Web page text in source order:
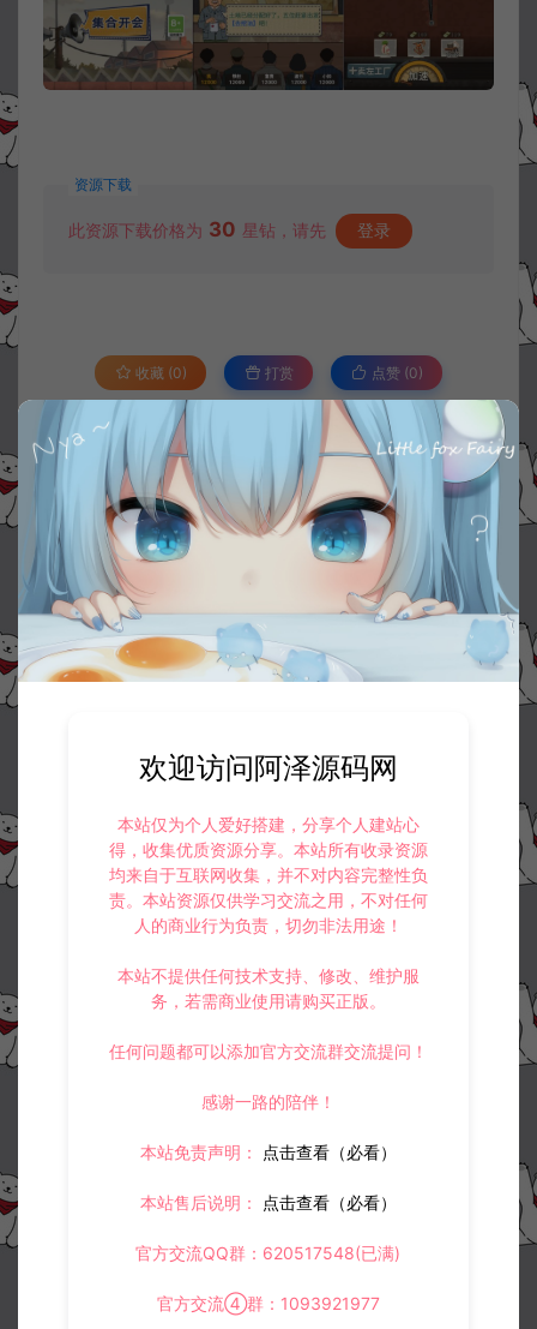
资源下载
此资源下载价格为 30 星钻，请先 登录
收藏 (0) 打赏 点赞 (0)
©版权免责声明
本站资源售价只是赞助，收取费用仅维持本站的日常运营所需。
若您需要商业运营或用于其他商业活动，请您购买正版授权并合法
使用。
3.如果本站有侵犯、不妥之处的资源，请在网站右边客服联系我们。
将会第一时间解决！
4.本站提供的所有资源仅供参考学习使用，不存在任何商业目的与商
业用途，请大家不要用于商用！
最新整理Linux手工服务端+Win一键服务端+解压即玩+简易安卓客户端+详
https://www.lyzwlkj.vip/60218/syzy/xyxh5/
三网H5塔防游戏【大抗战H5】6月最新整理Linux手工服务端+Win一键服务端+解压即玩+简易安卓客户端+详细搭建教程
欢迎访问阿泽源码网
本站仅为个人爱好搭建，分享个人建站心
得，收集优质资源分享。本站所有收录资源
均来自于互联网收集，并不对内容完整性负
责。本站资源仅供学习交流之用，不对任何
人的商业行为负责，切勿非法用途！
本站不提供任何技术支持、修改、维护服
务，若需商业使用请购买正版。
任何问题都可以添加官方交流群交流提问！
感谢一路的陪伴！
本站免责声明： 点击查看（必看）
本站售后说明： 点击查看（必看）
官方交流QQ群：620517548(已满)
官方交流④群：1093921977